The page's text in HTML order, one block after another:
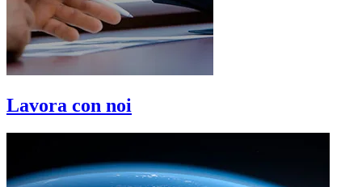
Lavora con noi